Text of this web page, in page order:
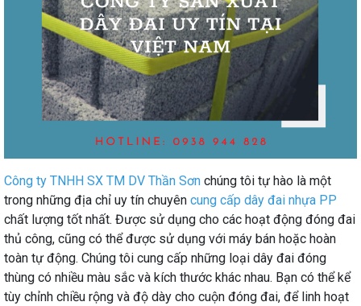
Công ty TNHH SX TM DV Thần Sơn chúng tôi tự hào là một
trong những địa chỉ uy tín chuyên cung cấp dây đai nhựa PP
chất lượng tốt nhất. Được sử dụng cho các hoạt động đóng đai
thủ công, cũng có thể được sử dụng với máy bán hoặc hoàn
toàn tự động. Chúng tôi cung cấp những loại dây đai đóng
thùng có nhiều màu sắc và kích thước khác nhau. Bạn có thể kể
tùy chỉnh chiều rộng và độ dày cho cuộn đóng đai, để linh hoạt